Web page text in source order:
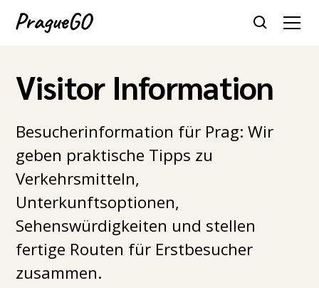
Visitor Information
Besucherinformation für Prag: Wir
geben praktische Tipps zu
Verkehrsmitteln,
Unterkunftsoptionen,
Sehenswürdigkeiten und stellen
fertige Routen für Erstbesucher
zusammen.